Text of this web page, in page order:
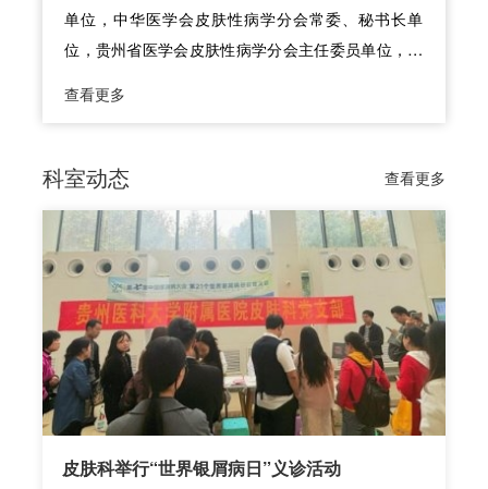
单位，中华医学会皮肤性病学分会常委、秘书长单
位，贵州省医学会皮肤性病学分会主任委员单位，是
二、学科带头人简介 现任学科带头人为陆洪光教授，
津贴专家，全国卫生系统先进工作者。曾留学英国
学，为第10、12、13届国家自然基金委生命科学部及
医学部专家组成员，中华医学会皮肤性病学学会秘书
长，担任第七版、第八版、第九版全国统编教材《皮
肤性病学》副主编，及十余个医学杂志副主编及编
委，为JAMA Dermatology，Clinical and
Experimental Dermatology，Acta Dermato-
Venereologica等国际杂志审稿人，为国家临床重点...
查看更多
科室动态 查看更多
皮肤科举行“世界银屑病日”义诊活动